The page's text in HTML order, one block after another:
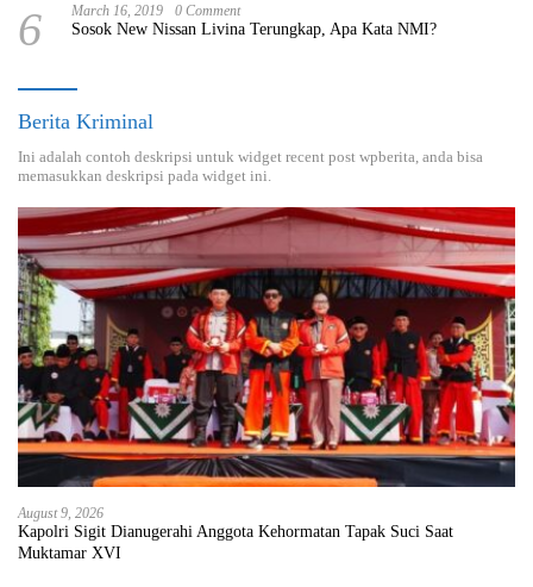
6 March 16, 2019 0 Comment
Sosok New Nissan Livina Terungkap, Apa Kata NMI?
Berita Kriminal
Ini adalah contoh deskripsi untuk widget recent post wpberita, anda bisa
memasukkan deskripsi pada widget ini.
August 9, 2026
Kapolri Sigit Dianugerahi Anggota Kehormatan Tapak Suci Saat
Muktamar XVI